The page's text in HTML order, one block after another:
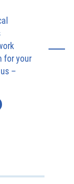
for your
–